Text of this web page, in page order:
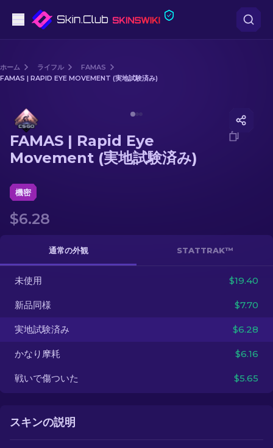
中級
スナイパーライフル
その他
JA
ホーム ライフル
FAMAS
FAMAS | RAPID EYE MOVEMENT (実地試験済み)
FAMAS | Rapid Eye
Movement (実地試験済み)
機密
$6.28
通常の外観 STATTRAK™
未使用 $19.40
新品同様 $7.70
実地試験済み $6.28
かなり摩耗 $6.16
戦いで傷ついた $5.65
スキンの説明